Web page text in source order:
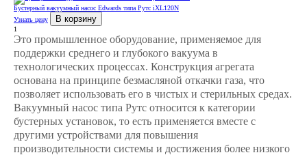
Бустерный вакуумный насос Edwards типа Рутс iXL120N
Узнать цену
В корзину
1
Это промышленное оборудование, применяемое для
поддержки среднего и глубокого вакуума в
технологических процессах. Конструкция агрегата
основана на принципе безмасляной откачки газа, что
позволяет использовать его в чистых и стерильных средах.
Вакуумный насос типа Рутс относится к категории
бустерных установок, то есть применяется вместе с
другими устройствами для повышения
производительности системы и достижения более низкого